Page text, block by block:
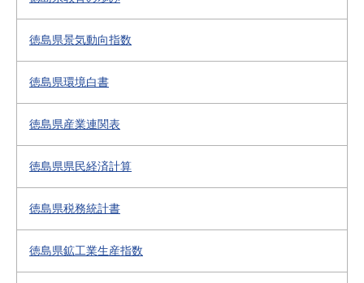
徳島県景気動向指数
徳島県環境白書
徳島県産業連関表
徳島県県民経済計算
徳島県税務統計書
徳島県鉱工業生産指数